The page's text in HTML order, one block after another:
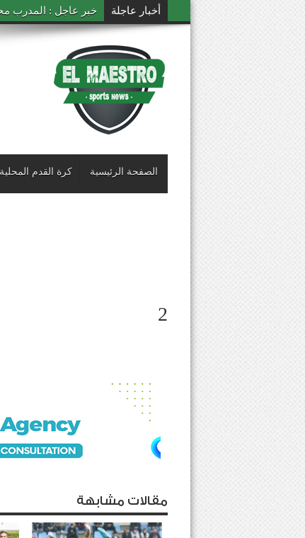
أخبار عاجلة خبر عاجل : المدرب
الصفحة الرئيسية كرة القدم المحلية
2
مقالات مشابهة